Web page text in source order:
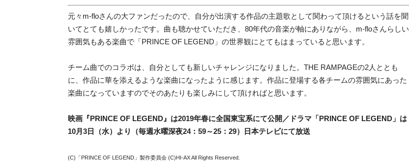
元々m-floさんの大ファンだったので、自分が出演する作品の主題歌として関わって頂けるという話を聞
いてとても嬉しかったです。曲も聴かせていただき、80年代の音楽が軸にありながら、m-floさんらしい
雰囲気もある楽曲で「PRINCE OF LEGEND」の世界観にとてもはまっていると思います。
チーム曲でのコラボは、自分としても新しいチャレンジになりました。THE RAMPAGEの2人ととも
に、作品に華を添えるような楽曲になったように感じます。作品に登場する各チームの雰囲気にあった
楽曲になっていますのでそのあたりも楽しみにして頂ければと思います。
映画『PRINCE OF LEGEND』は2019年春に全国東宝系にて公開／ ドラマ「PRINCE OF LEGEND」は
10月3日（水）より（毎週水曜深夜24：59～25：29）日本テレビにて放送
(C)「PRINCE OF LEGEND」製作委員会 (C)HI-AX All Rights Reserved.